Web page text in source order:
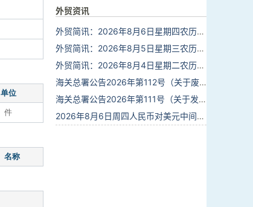
单位
件
名称
外贸资讯
外贸简讯：2026年8月6日星期四农历六月廿四
外贸简讯：2026年8月5日星期三农历六月廿三
外贸简讯：2026年8月4日星期二农历六月廿二
海关总署公告2026年第112号（关于废止部分卫生检疫类规范性文件的公告）
海关总署公告2026年第111号（关于发布《进出境动植物检疫处理监督管理工作规定》《进出境卫生处理监督管理工作规定》的公告）
2026年8月6日周四人民币对美元中间价报6.7895调贬6个基点